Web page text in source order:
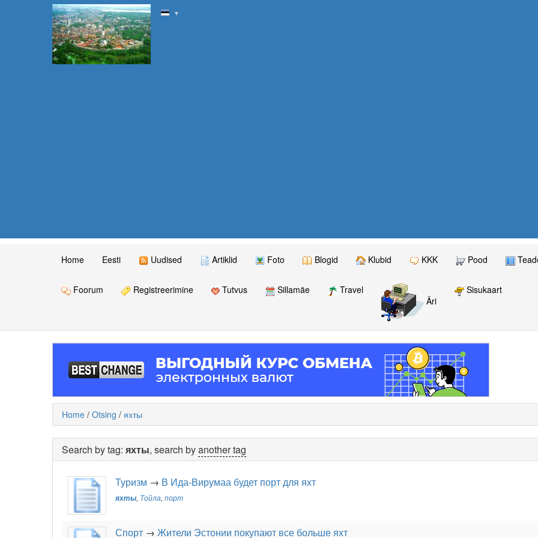
▼
Home Eesti Uudised Artiklid Foto Blogid Klubid KKK Pood
Foorum Registreerimine Tutvus Sillamäe
Travel
Äri
Sisukaart
Home / Otsing / яхты
Search by tag: яхты, search byanother tag
Туризм → В Ида-Вирумаа будет порт для яхт
яхты, Тойла, порт
Спорт → Жители Эстонии покупают все больше яхт